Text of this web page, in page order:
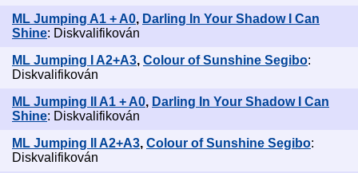
ML Jumping A1 + A0, Darling In Your Shadow I Can
Shine: Diskvalifikován
ML Jumping I A2+A3, Colour of Sunshine Segibo:
Diskvalifikován
ML Jumping II A1 + A0, Darling In Your Shadow I Can
Shine: Diskvalifikován
ML Jumping II A2+A3, Colour of Sunshine Segibo:
Diskvalifikován